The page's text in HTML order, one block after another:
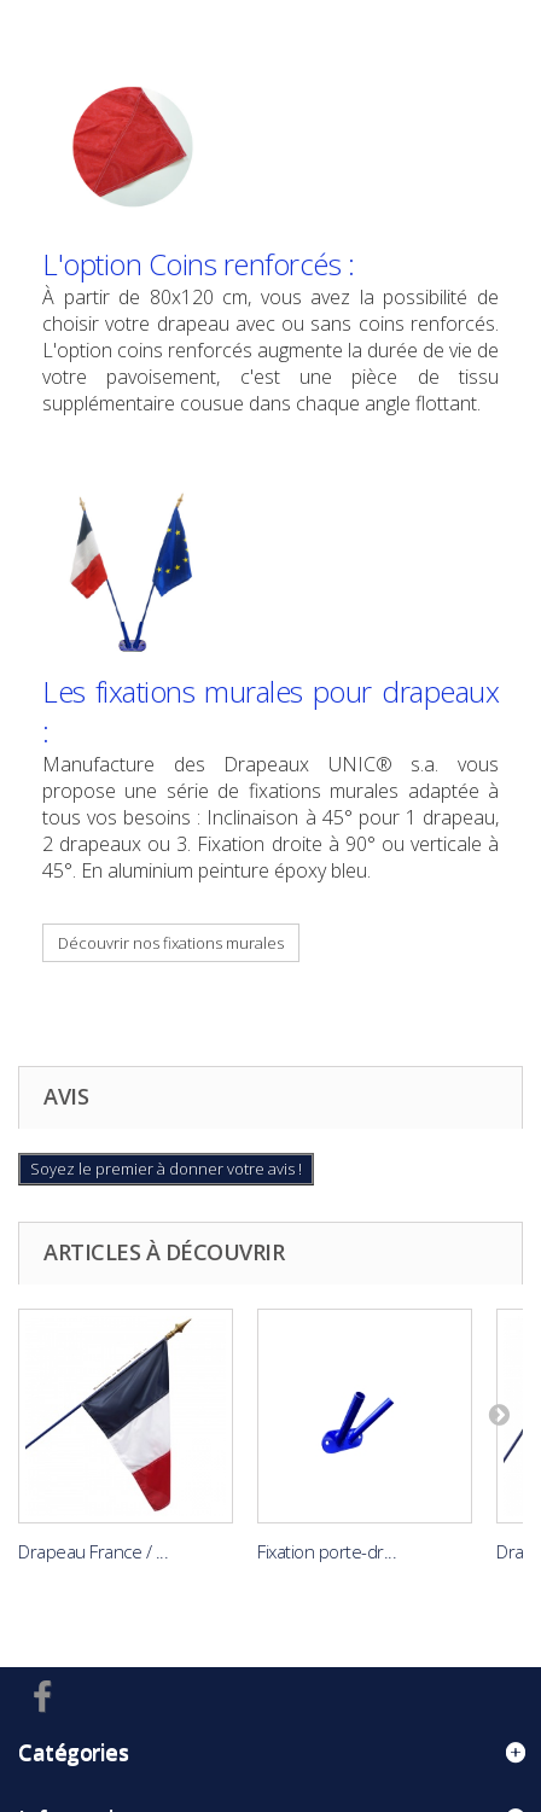
L'option Coins renforcés :
À partir de 80x120 cm, vous avez la possibilité de
choisir votre drapeau avec ou sans coins renforcés.
L'option coins renforcés augmente la durée de vie de
votre pavoisement, c'est une pièce de tissu
supplémentaire cousue dans chaque angle flottant.
Les fixations murales pour drapeaux
:
Manufacture des Drapeaux UNIC® s.a. vous
propose une série de fixations murales adaptée à
tous vos besoins : Inclinaison à 45° pour 1 drapeau,
2 drapeaux ou 3. Fixation droite à 90° ou verticale à
45°. En aluminium peinture époxy bleu.
Découvrir nos fixations murales
AVIS
Soyez le premier à donner votre avis !
ARTICLES À DÉCOUVRIR
Drapeau France / ... Fixation porte-dr...
Catégories